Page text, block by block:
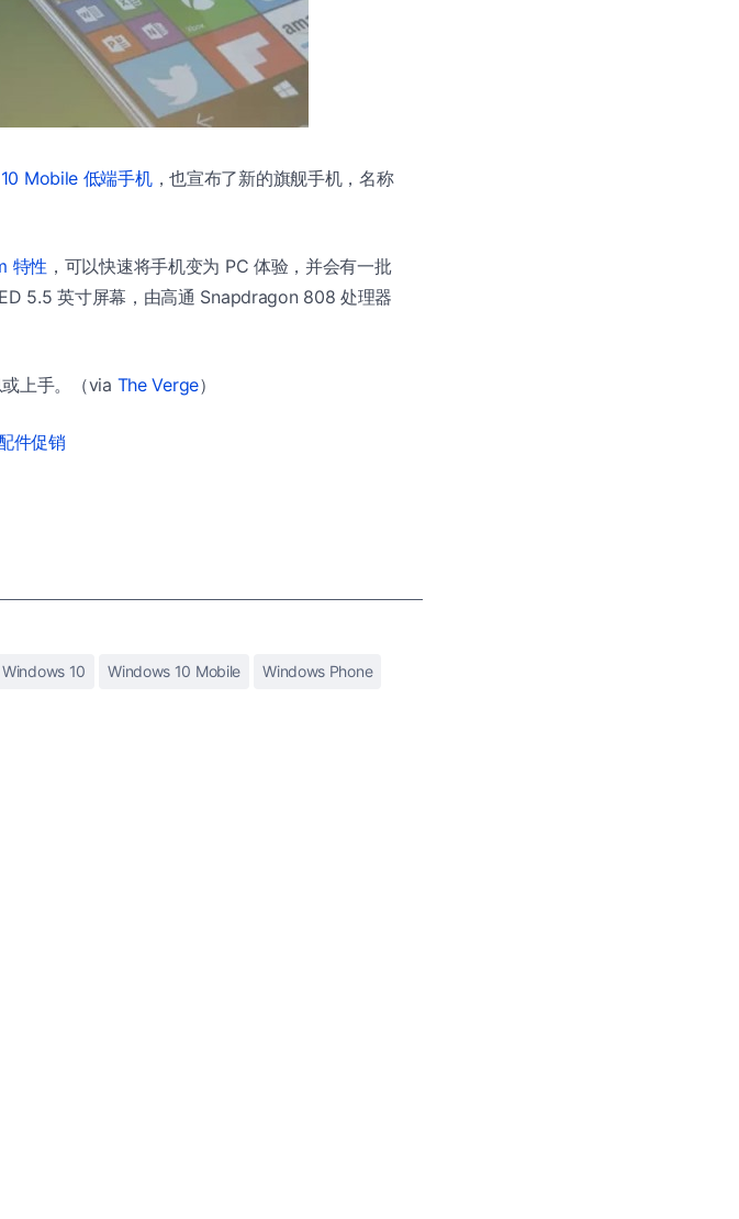
Mobile 低端手机，也宣布了新的旗舰手机，名称
特性 ，可以快速将手机变为 PC 体验，并会有一批
5.5 英寸屏幕，由高通 Snapdragon 808 处理器
上手。（via The Verge）
件促销
Windows 10 Windows 10 Mobile Windows Phone